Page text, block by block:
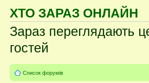
ХТО ЗАРАЗ ОНЛАЙН
Зараз переглядають
гостей
Список форумів